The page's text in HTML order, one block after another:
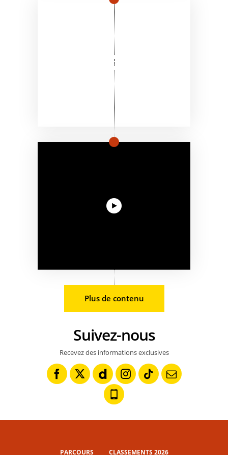
Plus de contenu
Suivez-nous
Recevez des informations exclusives
PARCOURS CLASSEMENTS 2026